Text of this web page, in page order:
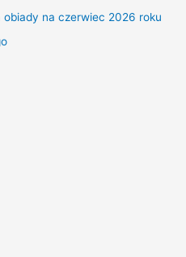
obiady na czerwiec 2026 roku